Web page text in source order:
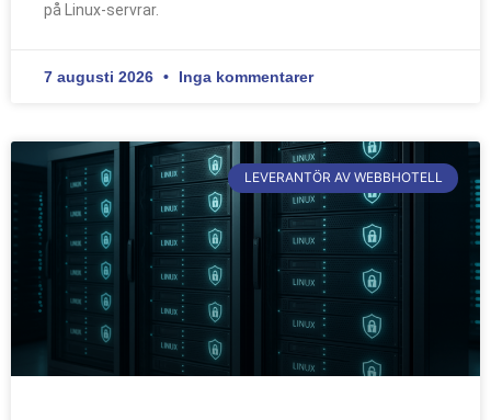
på Linux-servrar.
7 augusti 2026 Inga kommentarer
LEVERANTÖR AV WEBBHOTELL